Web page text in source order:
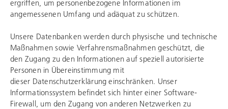
ergriffen, um personenbezogene Informationen im
angemessenen Umfang und adäquat zu schützen.
Unsere Datenbanken werden durch physische und technische
Maßnahmen sowie Verfahrensmaßnahmen geschützt, die
den Zugang zu den Informationen auf speziell autorisierte
Personen in Übereinstimmung mit
dieser Datenschutzerklärung einschränken. Unser
Informationssystem befindet sich hinter einer Software-
Firewall, um den Zugang von anderen Netzwerken zu